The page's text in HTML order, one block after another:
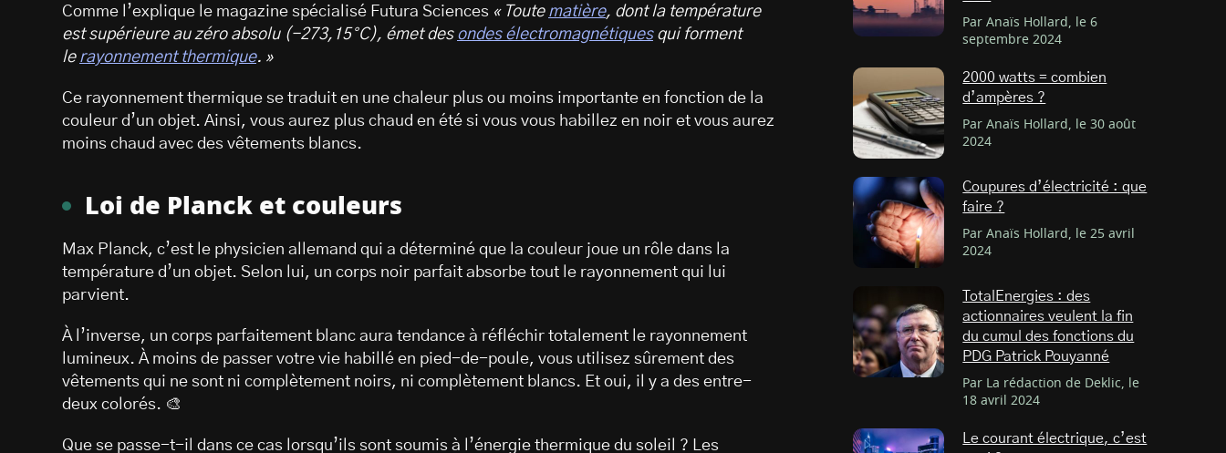
Comme l’explique le magazine spécialisé Futura Sciences « Toute matière, dont la température
est supérieure au zéro absolu (-273,15°C), émet des ondes électromagnétiquesqui forment
le rayonnement thermique. »
Ce rayonnement thermique se traduit en une chaleur plus ou moins importante en fonction de la
couleur d’un objet. Ainsi, vous aurez plus chaud en été si vous vous habillez en noir et vous aurez
moins chaud avec des vêtements blancs.
Loi de Planck et couleurs
Max Planck, c’est le physicien allemand qui a déterminé que la couleur joue un rôle dans la
température d’un objet. Selon lui, un corps noir parfait absorbe tout le rayonnement qui lui
parvient.
À l’inverse, un corps parfaitement blanc aura tendance à réfléchir totalement le rayonnement
lumineux. À moins de passer votre vie habillé en pied-de-poule, vous utilisez sûrement des
vêtements qui ne sont ni complètement noirs, ni complètement blancs. Et oui, il y a des entre-
deux colorés. 🎨
Que se passe-t-il dans ce cas lorsqu’ils sont soumis à l’énergie thermique du soleil ? Les
Par Anaïs Hollard, le 6
septembre 2024
2000 watts = combien
d’ampères ?
Par Anaïs Hollard, le 30 août
2024
Coupures d’électricité : que
faire ?
Par Anaïs Hollard, le 25 avril
2024
TotalEnergies : des
actionnaires veulent la fin
du cumul des fonctions du
PDG Patrick Pouyanné
Par La rédaction de Deklic, le
18 avril 2024
Le courant électrique, c’est